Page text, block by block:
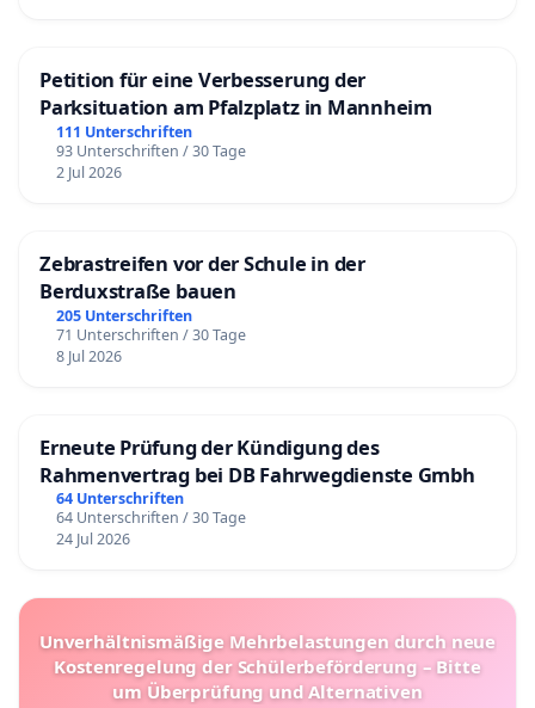
Petition für eine Verbesserung der
Parksituation am Pfalzplatz in Mannheim
111 Unterschriften
93 Unterschriften / 30 Tage
2 Jul 2026
Zebrastreifen vor der Schule in der
Berduxstraße bauen
205 Unterschriften
71 Unterschriften / 30 Tage
8 Jul 2026
Erneute Prüfung der Kündigung des
Rahmenvertrag bei DB Fahrwegdienste Gmbh
64 Unterschriften
64 Unterschriften / 30 Tage
24 Jul 2026
Unverhältnismäßige Mehrbelastungen durch neue
Kostenregelung der Schülerbeförderung – Bitte
um Überprüfung und Alternativen